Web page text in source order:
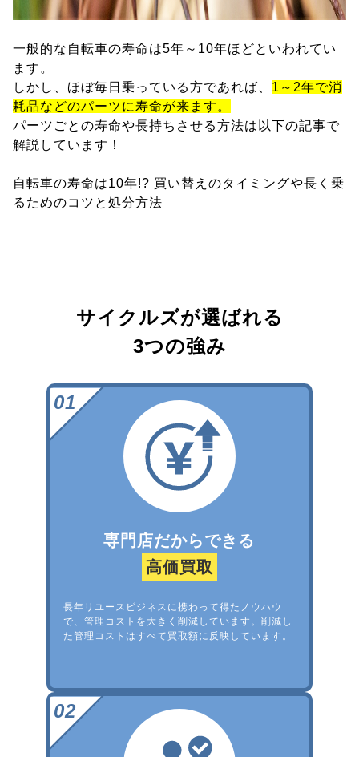
一般的な自転車の寿命は5年～10年ほどといわれてい
ます。
しかし、ほぼ毎日乗っている方であれば、 1～2年で消
耗品などのパーツに寿命が来ます。
パーツごとの寿命や長持ちさせる方法は以下の記事で
解説しています！
自転車の寿命は10年!? 買い替えのタイミングや長く乗
るためのコツと処分方法
サイクルズが選ばれる
3つの強み
専門店だからできる
高価買取
長年リユースビジネスに携わって得たノウハウ
で、管理コストを大きく削減しています。削減し
た管理コストはすべて買取額に反映しています。